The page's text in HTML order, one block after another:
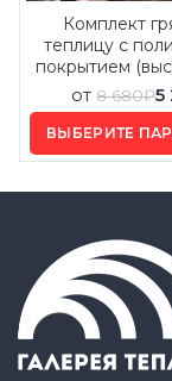
Комплект
теплицу с
покрытием
от 8 680₽5
ВЫБЕРИТЕ